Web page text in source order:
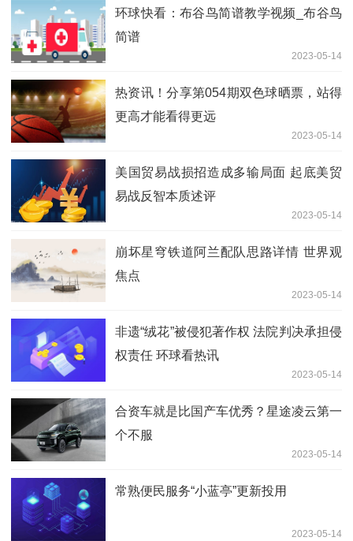
环球快看：布谷鸟简谱教学视频_布谷鸟
简谱
2023-05-14
热资讯！分享第054期双色球晒票，站得
更高才能看得更远
2023-05-14
美国贸易战损招造成多输局面 起底美贸
易战反智本质述评
2023-05-14
崩坏星穹铁道阿兰配队思路详情 世界观
焦点
2023-05-14
非遗“绒花”被侵犯著作权 法院判决承担侵
权责任 环球看热讯
2023-05-14
合资车就是比国产车优秀？星途凌云第一
个不服
2023-05-14
常熟便民服务“小蓝亭”更新投用
2023-05-14